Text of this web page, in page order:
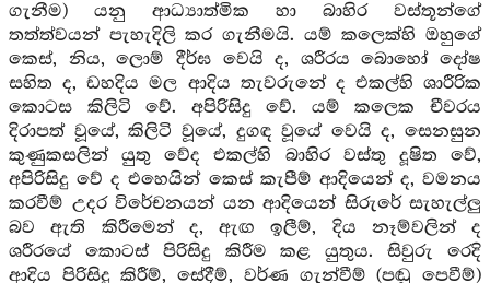
ගැනීම) යනු ආධ්‍යාත්මික හා බාහිර වස්තූන්ගේ
තත්ත්වයන් පැහැදිලි කර ගැනීමයි. යම් කලෙක්හි ඔහුගේ
කෙස්, නිය, ලොම් දීර්ඝ වෙයි ද, ශරීරය බොහෝ දෝෂ
සහිත ද, ඩහදිය මල ආදිය තැවරුනේ ද එකල්හි ශාරීරික
කොටස කිලිටි වේ. අපිරිසිදු වේ. යම් කලෙක චීවරය
දිරාපත් වූයේ, කිලිටි වූයේ, දුගඳ වූයේ වෙයි ද, සෙනසුන
කුණුකසලින් යුතු වේද එකල්හි බාහිර වස්තු දූෂිත වේ,
අපිරිසිදු වේ ද එහෙයින් කෙස් කැපීම් ආදියෙන් ද, වමනය
කරවීම් උදර විරේචනයන් යන ආදියෙන් සිරුරේ සැහැල්ලු
බව ඇති කිරීමෙන් ද, ඇඟ ඉලීම්, දිය නෑම්වලින් ද
ශරීරයේ කොටස් පිරිසිදු කිරීම කළ යුතුය. සිවුරු රෙදි
ආදිය පිරිසිදු කිරීම්, සේදීම්, වර්ණ ගැන්වීම් (පඬු පෙවීම්)